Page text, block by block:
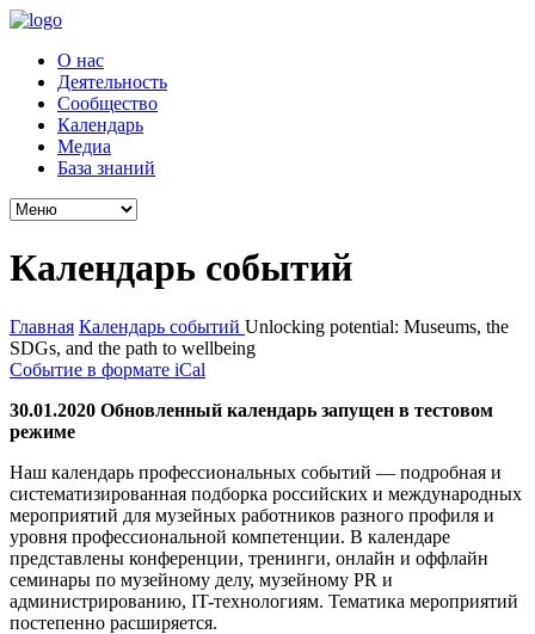
О нас
Деятельность
Сообщество
Календарь
Медиа
База знаний
Календарь событий
Главная Календарь событий Unlocking potential: Museums, the
SDGs, and the path to wellbeing
Событие в формате iCal
30.01.2020 Обновленный календарь запущен в тестовом
режиме
Наш календарь профессиональных событий — подробная и
систематизированная подборка российских и международных
мероприятий для музейных работников разного профиля и
уровня профессиональной компетенции. В календаре
представлены конференции, тренинги, онлайн и оффлайн
семинары по музейному делу, музейному PR и
администрированию, IT-технологиям. Тематика мероприятий
постепенно расширяется.